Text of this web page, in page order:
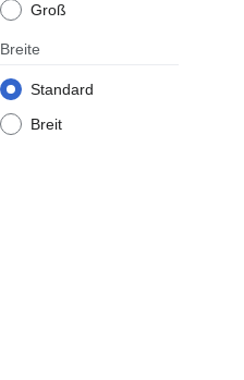
Groß
Breite
Standard
Breit